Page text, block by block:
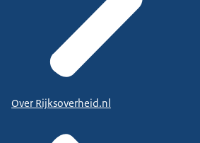
Over Rijksoverheid.nl